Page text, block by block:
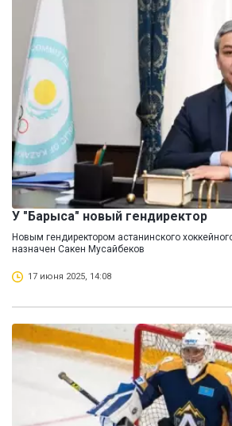
У "Барыса" новый гендиректор
Новым гендиректором астанинского
назначен Сакен Мусайбеков
17 июня 2025, 14:08